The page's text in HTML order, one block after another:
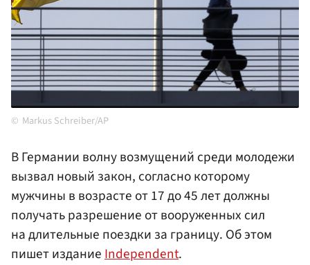
Markus Schreiber/AP
В Германии волну возмущений среди молодежи
вызвал новый закон, согласно которому
мужчины в возрасте от 17 до 45 лет должны
получать разрешение от вооруженных сил
на длительные поездки за границу. Об этом
пишет изданиеIndependent.